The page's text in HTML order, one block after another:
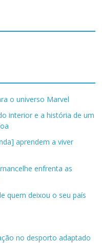
o universo Marvel
interior e a história de um
aprendem a viver
enfrenta as
quem deixou o seu país
no desporto adaptado